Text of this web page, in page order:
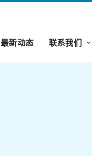
最新动态 联系我们